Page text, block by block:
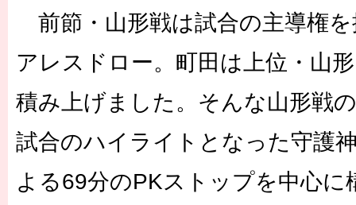
前節・山形戦は試合の主導権
アレスドロー。町田は上位・山
積み上げました。そんな山形戦
試合のハイライトとなった守護
よる69分のPKストップを中心に